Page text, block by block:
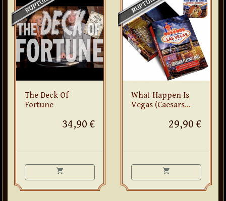
The Deck Of
Fortune
34,90 €
shopping_cart
What Happen Is
Vegas (Caesars
29,90 €
shopping_cart